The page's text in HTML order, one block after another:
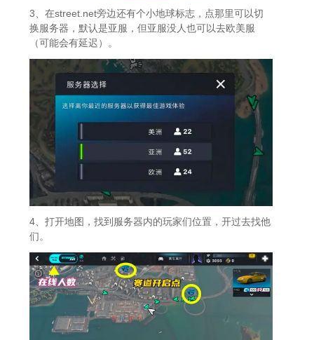
3、在street.net旁边还有个小地球标志，点那里可以切
换服务器，默认是亚服，但亚服没人也可以去欧美服
（可能会有延迟）。
4、打开地图，找到服务器内的玩家们位置，开过去找他
们。